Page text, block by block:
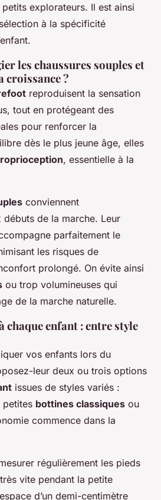
explorateurs. Il est ainsi
à la spécificité
les chaussures souples et
croissance ?
reproduisent la sensation
tout en protégeant des
pour renforcer la
dès le plus jeune âge, elles
, essentielle à la
conviennent
débuts de la marche. Leur
parfaitement le
les risques de
prolongé. On évite ainsi
ou trop volumineuses qui
de la marche naturelle.
chaque enfant : entre style
vos enfants lors du
leur deux ou trois options
issues de styles variés :
petites bottines classiques ou
commence dans la
régulièrement les pieds
vite pendant la petite
d’un demi-centimètre